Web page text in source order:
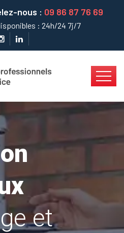
nous : 09 86 87 76 69
: 24h/24 7j/7
et